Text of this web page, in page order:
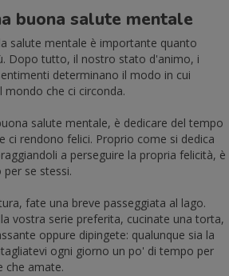
buona salute mentale
salute mentale è importante quanto
Dopo tutto, il nostro stato d'animo, i
determinano il modo in cui
che ci circonda.
salute mentale, è dedicare del tempo
ci rendono felici. Proprio come si dedica
a perseguire la propria felicità, è
se stessi.
fate una breve passeggiata al lago.
vostra serie preferita, cucinate una torta,
oppure dipingete: qualunque sia la
ogni giorno un po' di tempo per
che amate.